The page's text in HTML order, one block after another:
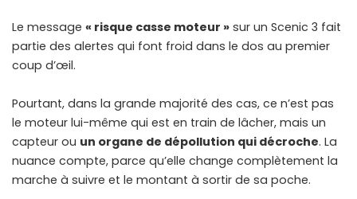
Le message « risque casse moteur » sur un Scenic 3 fait
partie des alertes qui font froid dans le dos au premier
coup d’œil.
Pourtant, dans la grande majorité des cas, ce n’est pas
le moteur lui-même qui est en train de lâcher, mais un
capteur ou un organe de dépollution qui décroche. La
nuance compte, parce qu’elle change complètement la
marche à suivre et le montant à sortir de sa poche.